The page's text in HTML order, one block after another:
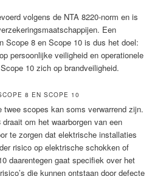
volgens de NTA 8220-norm en is
Een
Scope 8 en Scope 10 is dus het doel:
persoonlijke veiligheid en operationele
10 zich op brandveiligheid.
8 EN SCOPE 10
scopes kan soms verwarrend zijn.
om het waarborgen van een
te zorgen dat elektrische installaties
risico op elektrische schokken of
daarentegen gaat specifiek over het
die kunnen ontstaan door defecte